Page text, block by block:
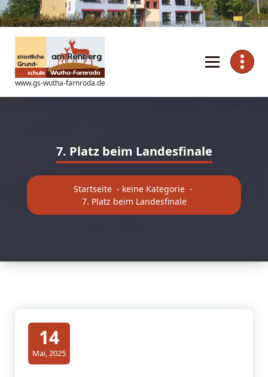
Zum
Inhalt
springen
www.gs-wutha-farnroda.de
7. Platz beim Landesfinale
Startseite- keine Kategorie-
7. Platz beim Landesfinale
14
Mai, 2025